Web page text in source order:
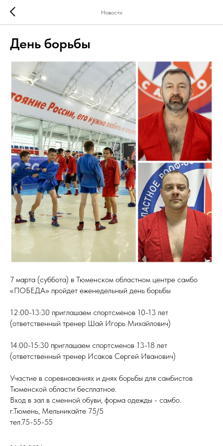
Новости
День борьбы
7 марта (суббота) в Тюменском областном центре самбо
«ПОБЕДА» пройдет еженедельный день борьбы
12:00-13:30 приглашаем спортсменов 10-13 лет
(ответственный тренер Шай Игорь Михайлович)
14:00-15:30 приглашаем спортсменов 13-18 лет
(ответственный тренер Исаков Сергей Иванович)
Участие в соревнованиях и днях борьбы для самбистов
Тюменской области бесплатное.
Вход в зал в сменной обуви, форма одежды - самбо.
г.Тюмень, Мельникайте 75/5
тел.75-55-55